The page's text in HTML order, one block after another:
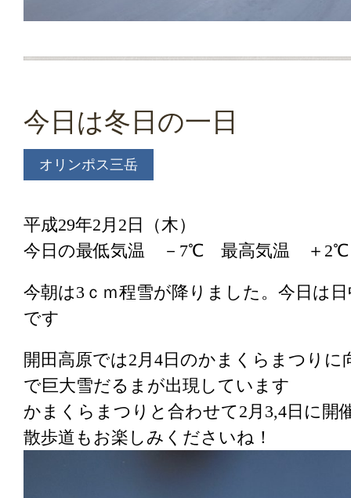
今日は冬日の一日
オリンポス三岳
平成29年2月2日（木）
今日の最低気温 －7℃ 最高気温
今朝は3ｃｍ程雪が降りました。今日は
です
開田高原では2月4日のかまくらまつり
で巨大雪だるまが出現しています
かまくらまつりと合わせて2月3,4日に開
散歩道もお楽しみくださいね！